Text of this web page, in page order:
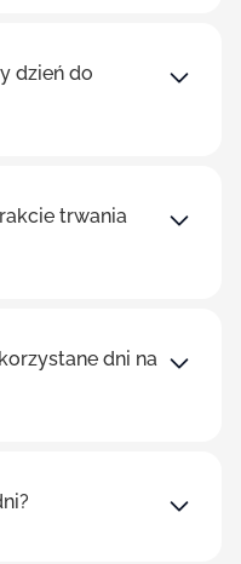
dzień do
trwania
dni na